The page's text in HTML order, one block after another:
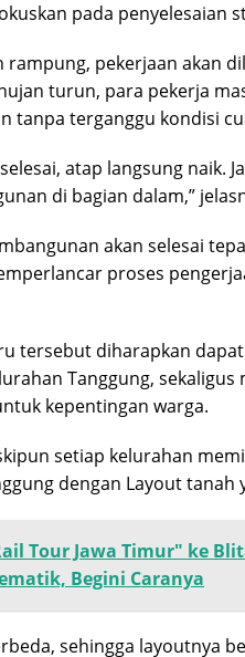
pada penyelesaian
pekerjaan akan
turun, para pekerja
tanpa terganggu kondisi
atap langsung naik.
di bagian dalam,”
akan selesai
proses
tersebut diharapkan
Tanggung,
kepentingan warga.
setiap kelurahan
dengan Layout tanah
Tour Jawa Timur" ke
Begini Caranya
sehingga layoutnya